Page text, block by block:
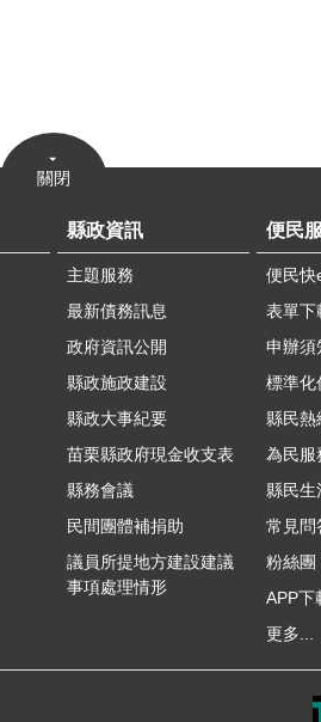
關閉
縣政資訊
主題服務
最新債務訊息
政府資訊公開
縣政施政建設
縣政大事紀要
苗栗縣政府現金收支表
縣務會議
民間團體補捐助
議員所提地方建設建議
事項處理情形
便民
便民快
表單下
申辦須
標準化
縣民熱
為民服
縣民生
常見問
粉絲團
APP下
更多...